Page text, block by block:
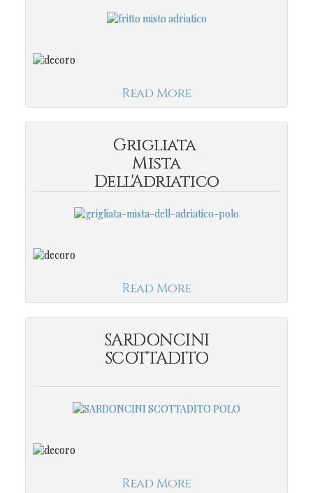
Read More
Grigliata
Mista
Dell'Adriatico
Read More
SARDONCINI
SCOTTADITO
Read More